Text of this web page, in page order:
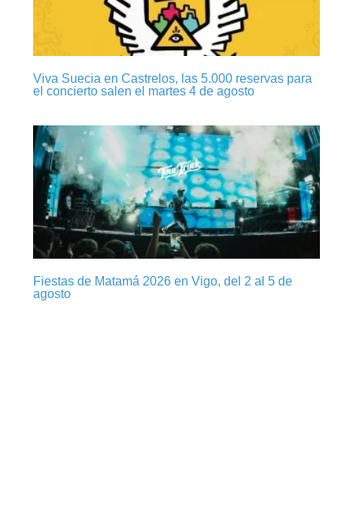
Viva Suecia en Castrelos, las 5.000 reservas para
el concierto salen el martes 4 de agosto
Fiestas de Matamá 2026 en Vigo, del 2 al 5 de
agosto